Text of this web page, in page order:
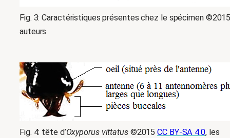
Fig. 3: Caractéristiques présentes chez le spécimen
auteurs
Fig. 4: tête d’Oxyporus vittatus©2015CC BY-SA 4.0, les